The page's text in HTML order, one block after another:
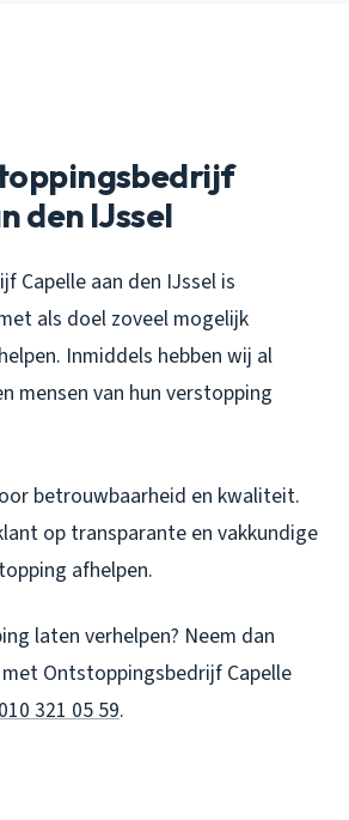
den IJssel
Capelle aan den IJssel is
als doel zoveel mogelijk
Inmiddels hebben wij al
mensen van hun verstopping
betrouwbaarheid en kwaliteit.
op transparante en vakkundige
afhelpen.
laten verhelpen? Neem dan
Ontstoppingsbedrijf Capelle
010 321 05 59.